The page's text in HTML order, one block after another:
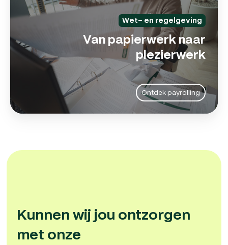
Wet- en regelgeving
Van papierwerk naar
plezierwerk
Ontdek payrolling
Kunnen wij jou ontzorgen
met onze